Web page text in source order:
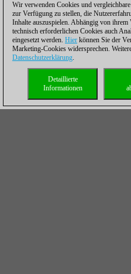
Wir verwenden Cookies und
zur Verfügung zu stellen, die
Inhalte auszuspielen. Abhängig von
technisch erforderlichen Cookies auch
eingesetzt werden. Hier können Sie der
Marketing-Cookies widersprechen.
Datenschutzerklärung.
Detaillierte
Informationen